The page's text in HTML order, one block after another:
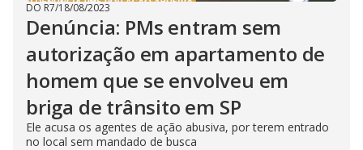
DO R7/18/08/2023
Denúncia: PMs entram sem
autorização em apartamento de
homem que se envolveu em
briga de trânsito em SP
Ele acusa os agentes de ação abusiva, por terem entrado
no local sem mandado de busca